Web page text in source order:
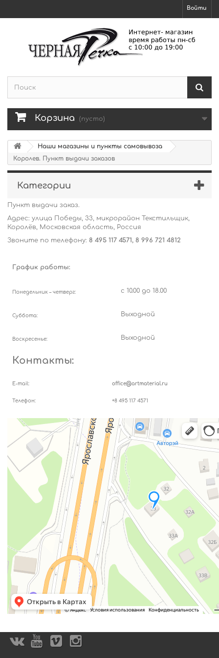
Войти
Корзина (пусто)
Наши магазины и пункты самовывоза
Королев. Пункт выдачи заказов
Категории
Пункт выдачи заказ.
Адрес: улица Победы, 33, микрорайон Текстильщик,
Королёв, Московская область, Россия
Звоните по телефону: 8 495 117 4571, 8 996 721 4812
График работы:
Понедельник – четверг: с 10.00 до 18.00
Суббота: Выходной
Воскресенье: Выходной
Контакты:
E-mail: office@artmaterial.ru
Телефон: +8 495 117 4571